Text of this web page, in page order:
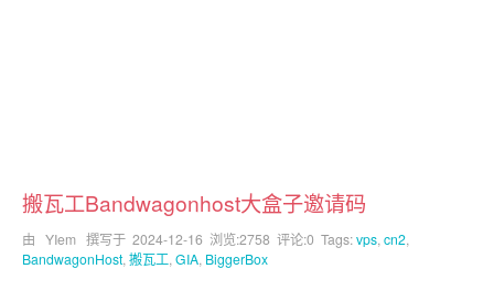
搬瓦工Bandwagonhost大盒子邀请码
由 YIem 撰写于 2024-12-16 浏览:2758 评论:0 Tags:vps, cn2,
BandwagonHost, 搬瓦工, GIA, BiggerBox